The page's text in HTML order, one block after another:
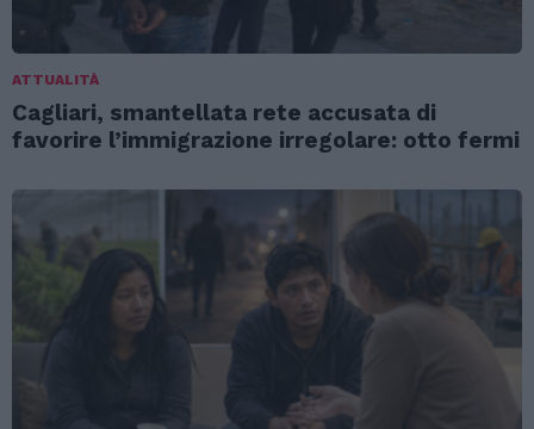
ATTUALITÀ
Cagliari, smantellata rete accusata di
favorire l’immigrazione irregolare: otto fermi